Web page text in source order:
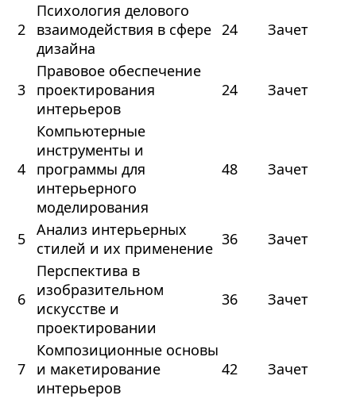
2
Психология делового
взаимодействия в сфере
дизайна
24 Зачет
3
Правовое обеспечение
проектирования
интерьеров
24 Зачет
4
Компьютерные
инструменты и
программы для
интерьерного
моделирования
48 Зачет
5 Анализ интерьерных
стилей и их применение 36 Зачет
6
Перспектива в
изобразительном
искусстве и
проектировании
36 Зачет
7
Композиционные основы
и макетирование
интерьеров
42 Зачет